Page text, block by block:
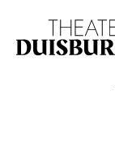
Zur
Zum Footer